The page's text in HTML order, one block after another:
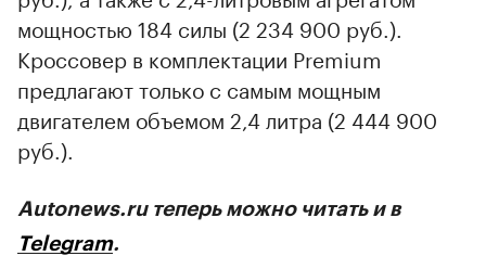
мощностью 184 силы (2 234 900 руб.).
Кроссовер в комплектации Premium
предлагают только с самым мощным
двигателем объемом 2,4 литра (2 444 900
руб.).
Autonews.ru теперь можно читать и в
Telegram.